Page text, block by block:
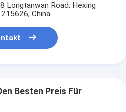
Longtanwan Road, Hexing
China
Besten Preis Für